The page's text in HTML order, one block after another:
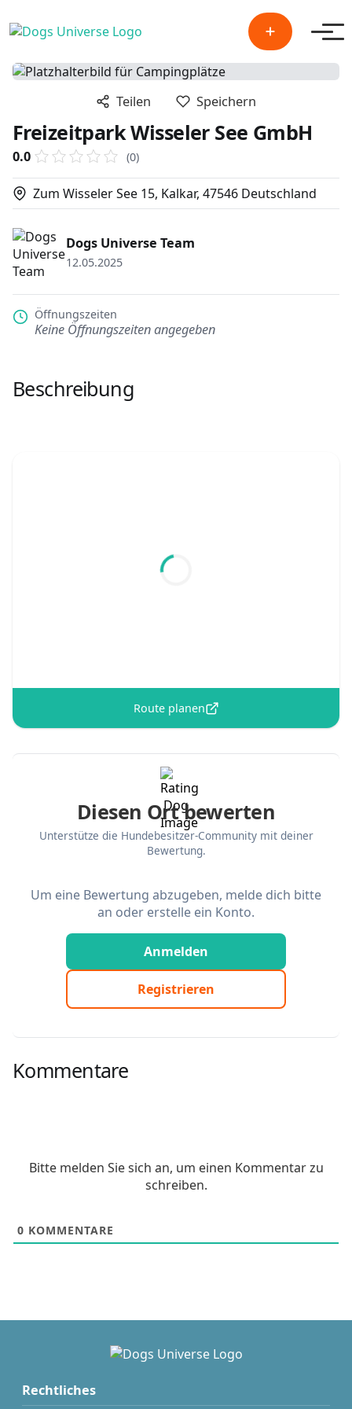
Teilen Speichern
Freizeitpark Wisseler See GmbH
0.0 (0)
Zum Wisseler See 15, Kalkar, 47546 Deutschland
Dogs Universe Team
12.05.2025
Öffnungszeiten
Keine Öffnungszeiten angegeben
Beschreibung
Route planen
Diesen Ort bewerten
Unterstütze die Hundebesitzer-Community mit deiner
Bewertung.
Um eine Bewertung abzugeben, melde dich bitte
an oder erstelle ein Konto.
Anmelden
Registrieren
Kommentare
Bitte melden Sie sich an, um einen Kommentar zu
schreiben.
0 KOMMENTARE
Rechtliches